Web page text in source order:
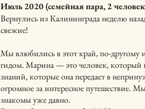
Июль 2020 (семейная пара, 2
Вернулись из Калининграда неделю
свежие!
Мы влюбились в этот край, по-другому
гидом. Марина — это человек, который
знаний, которые она передает в
огромное за интересное путешествие.
знакомы уже давно.